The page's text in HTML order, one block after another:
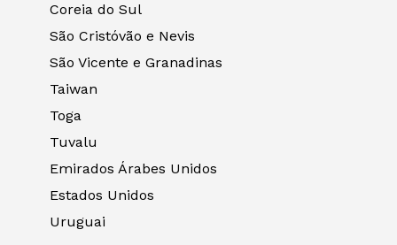
Coreia do Sul
São Cristóvão e Nevis
São Vicente e Granadinas
Taiwan
Toga
Tuvalu
Emirados Árabes Unidos
Estados Unidos
Uruguai